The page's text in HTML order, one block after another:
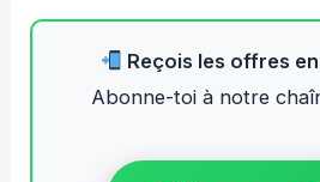
Reçois les offres
Abonne-toi à notre